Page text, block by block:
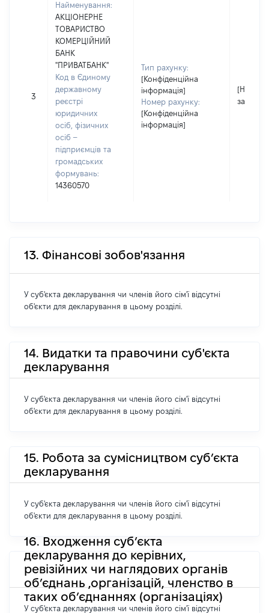
3
Найменування:
АКЦІОНЕРНЕ
ТОВАРИСТВО
КОМЕРЦІЙНИЙ
БАНК
"ПРИВАТБАНК"
Код в Єдиному
державному
реєстрі
юридичних
осіб, фізичних
осіб –
підприємців та
громадських
формувань:
14360570
Тип рахунку:
[Конфіденційна
інформація]
Номер рахунку:
[Конфіденційна
інформація]
[Не
13. Фінансові зобов'язання
У суб'єкта декларування чи членів його сім'ї відсутні
об'єкти для декларування в цьому розділі.
14. Видатки та правочини суб'єкта
декларування
У суб'єкта декларування чи членів його сім'ї відсутні
об'єкти для декларування в цьому розділі.
15. Робота за сумісництвом суб’єкта
декларування
У суб'єкта декларування чи членів його сім'ї відсутні
об'єкти для декларування в цьому розділі.
16. Входження суб’єкта
декларування до керівних,
ревізійних чи наглядових органів
об’єднань ,організацій, членство в
таких об’єднаннях (організаціях)
У суб'єкта декларування чи членів його сім'ї відсутні